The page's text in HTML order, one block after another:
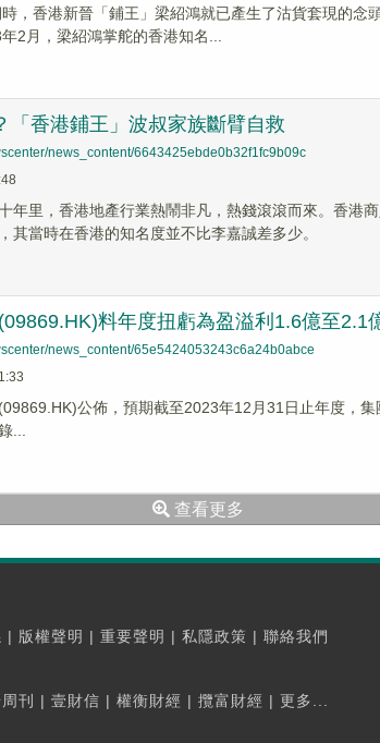
，香港新晉「鋪王」梁紹鴻就已產生了沽貨套現的
2月，梁紹鴻掌舵的香港知名...
「香港鋪王」波叔家族斷臂自救
news_content/6643425ebde0b32f1fc9b09c
年里，香港地產行業熱鬧非凡，熱錢滾滾而來。香港
其當時在香港的知名度並不比李嘉誠差多少。
料年度扭虧為盈溢利1.6億至2.1
news_content/65e5424053243c6a24b0abce
(09869.HK)公佈，預期截至2023年12月31日止年度，
...
查看更多
| 版權聲明 | 重要聲明 | 私隱政策 | 聯絡我們
刊 | 壹財信 | 權衡財經 | 攬富財經 | 更多...